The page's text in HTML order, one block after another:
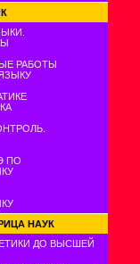
РАБОТЫ
ПО
НАУК
ДО ВЫСШЕЙ